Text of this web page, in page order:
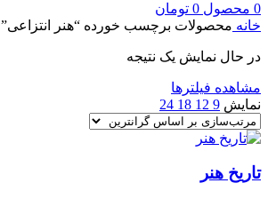
0 محصول 0 تومان
خانه محصولات برچسب خورده “هنر انتزاعی”
در حال نمایش یک نتیجه
مشاهده فیلترها
نمایش 9
12
18
24
تاریخ هنر